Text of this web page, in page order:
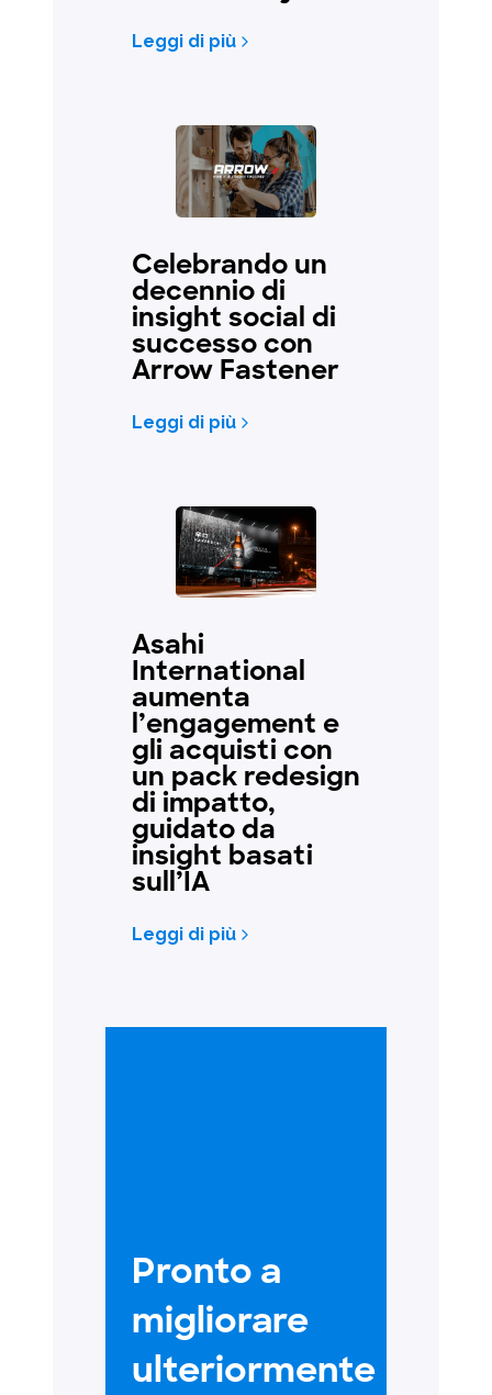
Leggi di più
Celebrando un
decennio di
insight social di
successo con
Arrow Fastener
Leggi di più
Asahi
International
aumenta
l’engagement e
gli acquisti con
un pack redesign
di impatto,
guidato da
insight basati
sull’IA
Leggi di più
Pronto a
migliorare
ulteriormente